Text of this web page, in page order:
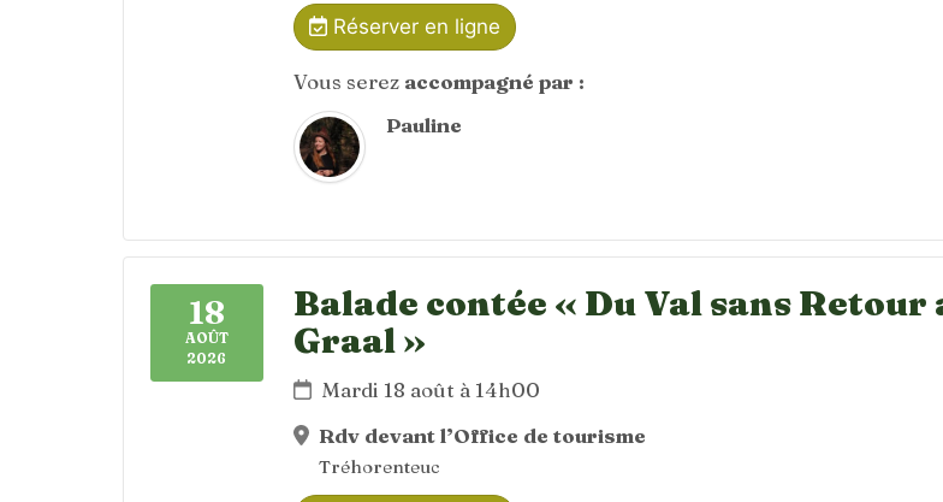
Réserver en ligne
Vous serez accompagné par :
Pauline
18
AOÛT
2026
Balade contée « Du Val sans Retour
Graal »
Mardi 18 août à 14h00
Rdv devant l’Office de tourisme
Tréhorenteuc